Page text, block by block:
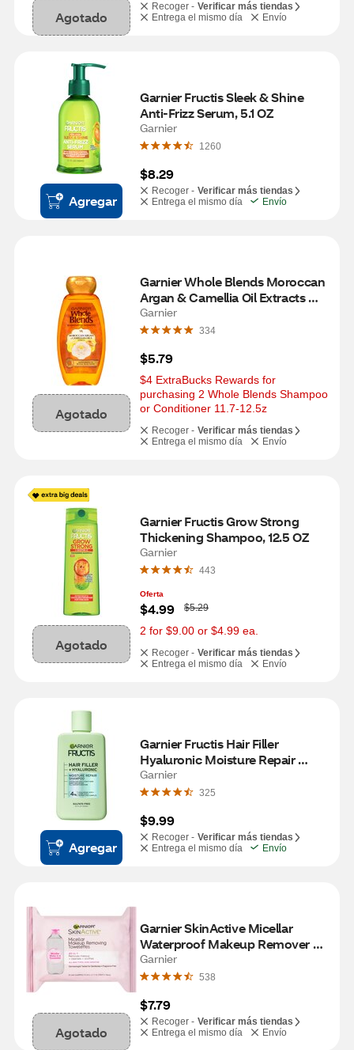
Agotado
Recoger - Verificar más tiendas
Entrega el mismo día
Envío
Agregar
Garnier Fructis Sleek & Shine
Anti-Frizz Serum, 5.1 OZ
Garnier
1260
$8.29
Recoger - Verificar más tiendas
Entrega el mismo día
Envío
Agotado
Garnier Whole Blends Moroccan
Argan & Camellia Oil Extracts
Illuminating Shampoo, 12.5 OZ
Garnier
334
$5.79
$4 ExtraBucks Rewards for
purchasing 2 Whole Blends Shampoo
or Conditioner 11.7-12.5z
Recoger - Verificar más tiendas
Entrega el mismo día
Envío
Agotado
Garnier Fructis Grow Strong
Thickening Shampoo, 12.5 OZ
Garnier
443
Oferta
$4.99
W
a
s
$5.29
2 for $9.00 or $4.99 ea.
Recoger - Verificar más tiendas
Entrega el mismo día
Envío
Agregar
Garnier Fructis Hair Filler
Hyaluronic Moisture Repair
Shampoo, 10.1 OZ
Garnier
325
$9.99
Recoger - Verificar más tiendas
Entrega el mismo día
Envío
Agotado
Garnier SkinActive Micellar
Waterproof Makeup Remover
Wipes, 25/Pack
Garnier
538
$7.79
Recoger - Verificar más tiendas
Entrega el mismo día
Envío